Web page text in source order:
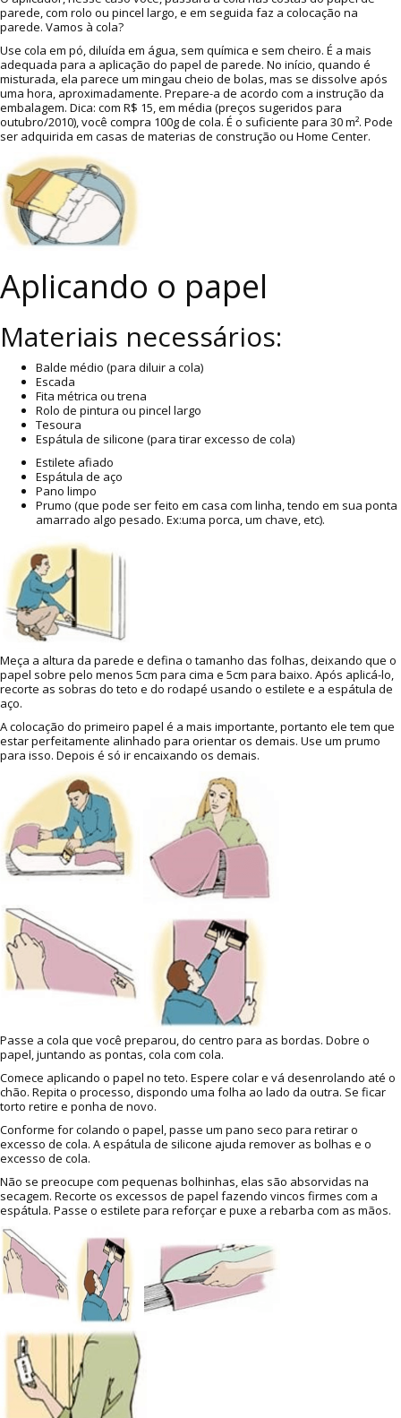
parede, com rolo ou pincel largo, e em seguida faz a colocação na
parede. Vamos à cola?
Use cola em pó, diluída em água, sem química e sem cheiro. É a mais
adequada para a aplicação do papel de parede. No início, quando é
misturada, ela parece um mingau cheio de bolas, mas se dissolve após
uma hora, aproximadamente. Prepare-a de acordo com a instrução da
embalagem. Dica: com R$ 15, em média (preços sugeridos para
outubro/2010), você compra 100g de cola. É o suficiente para 30 m². Pode
ser adquirida em casas de materias de construção ou Home Center.
Aplicando o papel
Materiais necessários:
Balde médio (para diluir a cola)
Escada
Fita métrica ou trena
Rolo de pintura ou pincel largo
Tesoura
Espátula de silicone (para tirar excesso de cola)
Estilete afiado
Espátula de aço
Pano limpo
Prumo (que pode ser feito em casa com linha, tendo em sua ponta
amarrado algo pesado. Ex:uma porca, um chave, etc).
Meça a altura da parede e defina o tamanho das folhas, deixando que o
papel sobre pelo menos 5cm para cima e 5cm para baixo. Após aplicá-lo,
recorte as sobras do teto e do rodapé usando o estilete e a espátula de
aço.
A colocação do primeiro papel é a mais importante, portanto ele tem que
estar perfeitamente alinhado para orientar os demais. Use um prumo
para isso. Depois é só ir encaixando os demais.
Passe a cola que você preparou, do centro para as bordas. Dobre o
papel, juntando as pontas, cola com cola.
Comece aplicando o papel no teto. Espere colar e vá desenrolando até o
chão. Repita o processo, dispondo uma folha ao lado da outra. Se ficar
torto retire e ponha de novo.
Conforme for colando o papel, passe um pano seco para retirar o
excesso de cola. A espátula de silicone ajuda remover as bolhas e o
excesso de cola.
Não se preocupe com pequenas bolhinhas, elas são absorvidas na
secagem. Recorte os excessos de papel fazendo vincos firmes com a
espátula. Passe o estilete para reforçar e puxe a rebarba com as mãos.